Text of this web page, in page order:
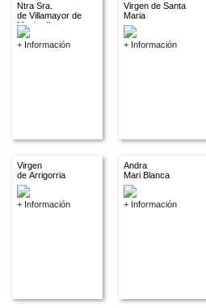
Ntra Sra.
de Villamayor de
Monjardin
+ Información
Virgen de Santa
Maria
+ Información
Virgen
de Arrigorria
+ Información
Andra
Mari Blanca
+ Información